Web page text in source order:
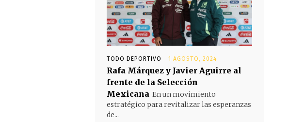
TODO DEPORTIVO 1 AGOSTO, 2024
Rafa Márquez y Javier Aguirre al
frente de la Selección
Mexicana En un movimiento
estratégico para revitalizar las esperanzas
de...